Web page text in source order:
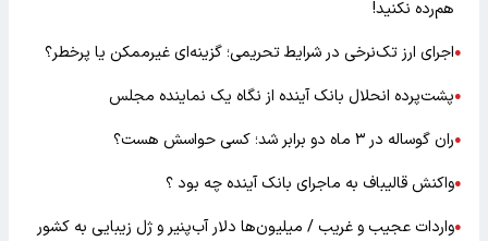
هم‌رده نکنید!
●اجرای ارز تک‌نرخی در شرایط تحریمی؛ گزینه‌ای غیرممکن یا پرخطر؟
●پشت‌پرده انحلال بانک آینده از نگاه یک نماینده مجلس
●ران گوساله در ۳ ماه دو برابر شد؛ کسی حواسش هست؟
●واکنش قالیباف به ماجرای بانک آینده چه بود ؟
●واردات عجیب و غریب / میلیون‌ها دلار آب‌پنیر و ژل زیبایی به کشور